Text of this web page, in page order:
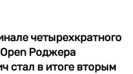
четырехкратного
Роджера
стал в итоге вторым